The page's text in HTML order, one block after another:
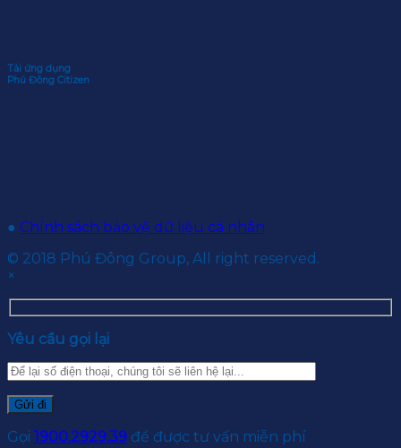
Tải ứng dụng
Phú Đông Citizen
● Chính sách bảo vệ dữ liệu cá nhân
© 2018 Phú Đông Group, All right reserved.
×
Yêu cầu gọi lại
Gọi 1900.2929.39 để được tư vấn miễn phí